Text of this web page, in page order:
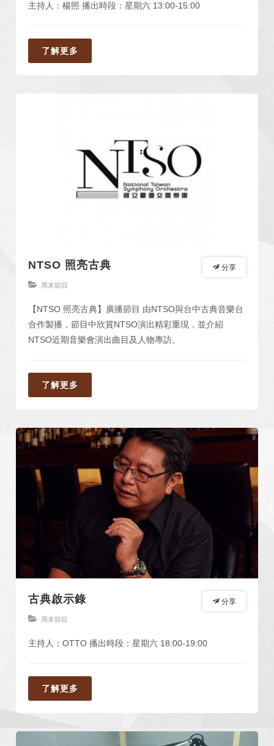
主持人：楊照 播出時段：星期六 13:00-15:00
了解更多
分享
NTSO 照亮古典
周末節目
【NTSO 照亮古典】廣播節目 由NTSO與台中古典音樂台
合作製播，節目中欣賞NTSO演出精彩重現，並介紹
NTSO近期音樂會演出曲目及人物專訪。
了解更多
分享
古典啟示錄
周末節目
主持人：OTTO 播出時段：星期六 18:00-19:00
了解更多